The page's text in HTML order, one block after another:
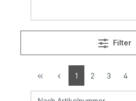
Filter
1 2 3 4